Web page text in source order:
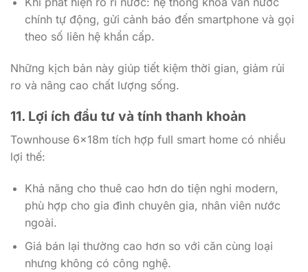
chính tự động, gửi cảnh báo đến smartphone và gọi
theo số liên hệ khẩn cấp.
Những kịch bản này giúp tiết kiệm thời gian, giảm rủi
ro và nâng cao chất lượng sống.
11. Lợi ích đầu tư và tính thanh khoản
Townhouse 6x18m tích hợp full smart home có nhiều
lợi thế:
Khả năng cho thuê cao hơn do tiện nghi modern,
phù hợp cho gia đình chuyên gia, nhân viên nước
ngoài.
Giá bán lại thường cao hơn so với căn cùng loại
nhưng không có công nghệ.